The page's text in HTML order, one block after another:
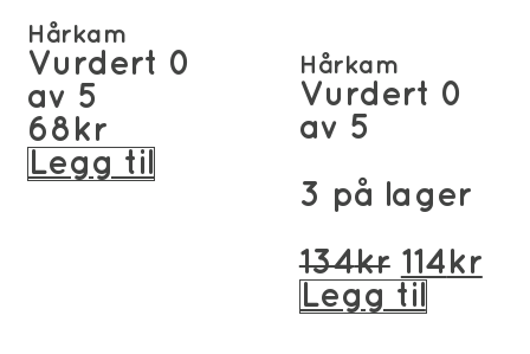
Hårkam
Vurdert 0
av 5
68 kr
Legg til
Hårkam
Vurdert 0
av 5
3 på lager
134kr
pris
114 kr
Legg til